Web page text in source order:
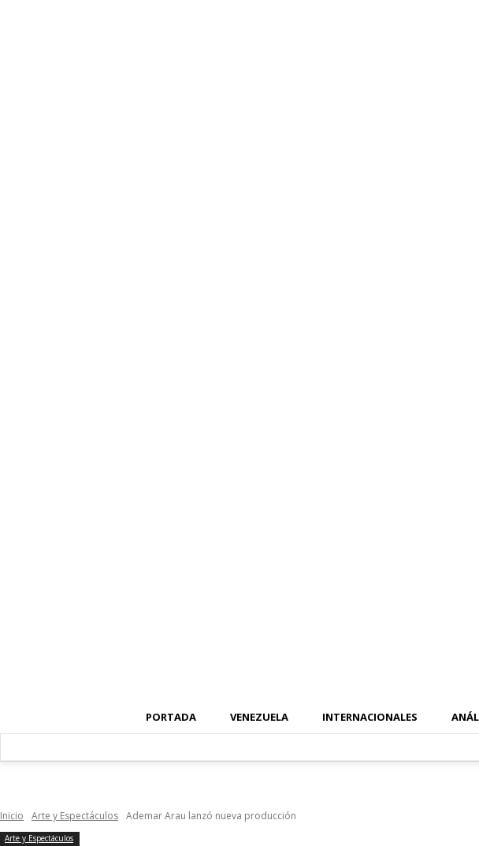
PORTADA VENEZUELA INTERNACIONALES
Inicio Arte y Espectáculos Ademar Arau lanzó nueva producción
Arte y Espectáculos